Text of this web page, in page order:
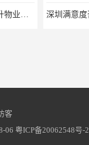
深圳满意度咨询提高物业服务满意度调查方案
客
06 粤ICP备20062548号-2